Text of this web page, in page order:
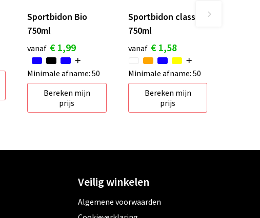
Sportbidon Bio
750ml
vanaf € 1,99
Minimale afname: 50
Bereken mijn
prijs
Sportbidon classic
750ml
vanaf € 1,58
Minimale afname: 50
Bereken mijn
prijs
Veilig winkelen
Algemene voorwaarden